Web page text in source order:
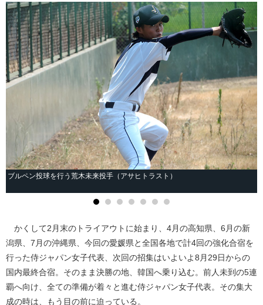
ブルペン投球を行う荒木未来投手（アサヒトラスト）
かくして2月末のトライアウトに始まり、4月の高知県、6月の新
潟県、7月の沖縄県、今回の愛媛県と全国各地で計4回の強化合宿を
行った侍ジャパン女子代表、次回の招集はいよいよ8月29日からの
国内最終合宿。そのまま決勝の地、韓国へ乗り込む。前人未到の5連
覇へ向け、全ての準備が着々と進む侍ジャパン女子代表。その集大
成の時は、もう目の前に迫っている。